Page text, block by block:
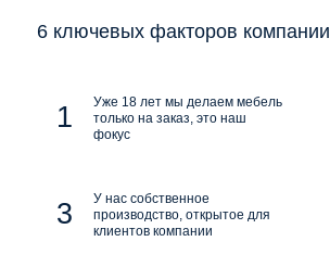
6 ключевых факторов компании
Уже 18 лет мы делаем мебель
только на заказ, это наш
фокус
У нас собственное
производство, открытое для
клиентов компании